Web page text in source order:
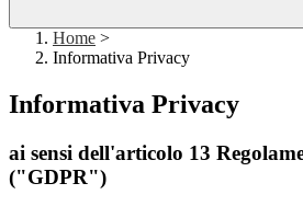
Home >
Informativa Privacy
Informativa Privacy
ai sensi dell'articolo 13
("GDPR")